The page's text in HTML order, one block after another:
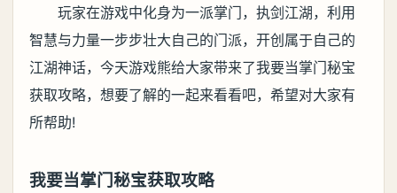
玩家在游戏中化身为一派掌门，执剑江湖，利用
智慧与力量一步步壮大自己的门派，开创属于自己的
江湖神话，今天游戏熊给大家带来了我要当掌门秘宝
获取攻略，想要了解的一起来看看吧，希望对大家有
所帮助!
我要当掌门秘宝获取攻略